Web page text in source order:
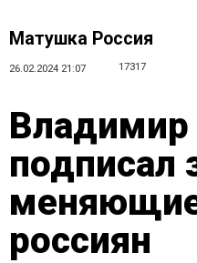
Матушка Россия
26.02.2024 21:07 17317
Владимир
подписал
россиян